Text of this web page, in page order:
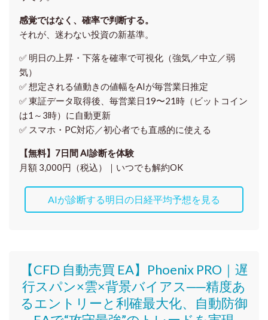
感覚ではなく、確率で判断する。
それが、迷わない投資の新基準。
✅ 明日の上昇・下落を確率で可視化（強気／中立／弱
気）
✅ 想定される値動きの値幅をAIが毎営業日推定
✅ 東証データ取得後、 毎営業日19〜21時（ビットコイン
は1～3時）に自動更新
✅ スマホ・PC対応／初心者でも直感的に使える
【無料】7日間 AI診断を体験
月額 3,000円（税込）｜いつでも解約OK
AIが診断する明日の日経平均予想を見る
【CFD 自動売買 EA】Phoenix PRO｜遅
行スパン×雲×背景バイアス──精度あ
るエントリーと利確最大化、自動防御